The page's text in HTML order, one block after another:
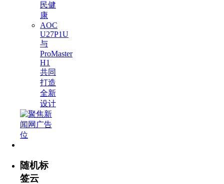
民健
康
AOC
U27P1U
与
ProMaster
H1
共同
打造
全新
设计
随机标
签云